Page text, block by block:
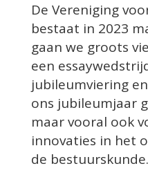
De Vereniging
bestaat in 2023
gaan we groots
een
jubileumviering
ons jubileumjaar
maar vooral ook
innovaties in het
de bestuurskunde.